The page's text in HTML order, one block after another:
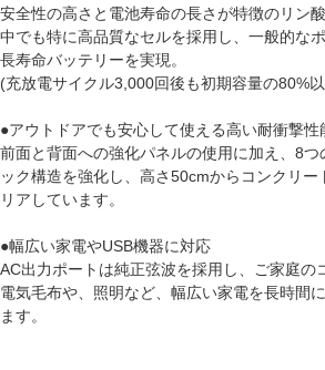
安全性の高さと電池寿命の長さが特徴のリン
中でも特に高品質なセルを採用し、一般的な
長寿命バッテリーを実現。
(充放電サイクル3,000回後も初期容量の80%
●アウトドアでも安心して使える高い耐衝撃性
前面と背面への強化パネルの使用に加え、8
ック構造を強化し、高さ50cmからコンクリー
リアしています。
●幅広い家電やUSB機器に対応
AC出力ポートは純正弦波を採用し、ご家庭の
電気毛布や、照明など、幅広い家電を長時間
ます。